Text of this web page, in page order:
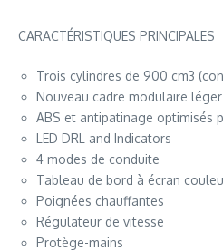
CARACTÉRISTIQUES PRINCIPALES
Trois cylindres de 900 cm3
Nouveau cadre modulaire léger
ABS et antipatinage optimisés
LED DRL and Indicators
4 modes de conduite
Tableau de bord à écran
Poignées chauffantes
Régulateur de vitesse
Protège-mains